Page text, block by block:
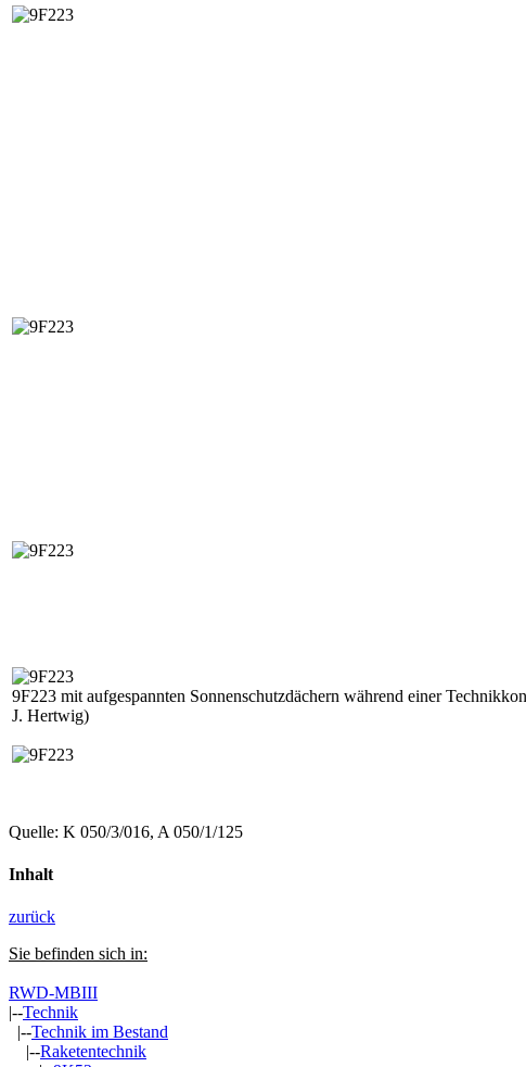
9F223 mit aufgespannten Sonnenschutzdächern während einer
J. Hertwig)
Quelle: K 050/3/016, A 050/1/125
Inhalt
zurück
Sie befinden sich in:
RWD-MBIII
|--Technik
|--Technik im Bestand
|--Raketentechnik